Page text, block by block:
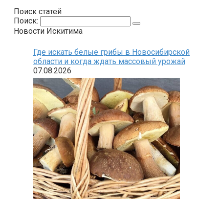
Поиск статей
Поиск:
Новости Искитима
Где искать белые грибы в Новосибирской
области и когда ждать массовый урожай
07.08.2026